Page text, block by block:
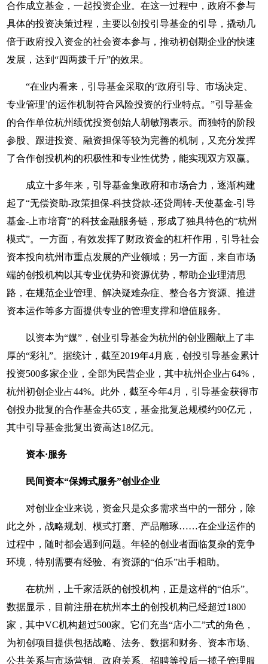
合作成立基金，一起投资企业。在这一过程中，政府不参与
具体的投资决策过程，主要以创投引导基金的引导，撬动几
倍于政府投入资金的社会资本参与，推动初创期企业的快速
发展，达到“四两拨千斤”的效果。
“在业内看来，引导基金采取的‘政府引导、市场决定、
专业管理’的运作机制符合风险投资的行业特点。”引导基金
的合作单位杭州绩优投资创始人胡敏翔表示。而独特的阶段
参股、跟进投资、融资担保等较为完善的机制，又充分发挥
了合作创投机构的积极性和专业性优势，能实现双方双赢。
成立十多年来，引导基金集政府和市场合力，逐渐构建
起了“无偿资助-政策担保-科技贷款-还贷周转-天使基金-引导
基金-上市培育”的科技金融服务链，形成了独具特色的“杭州
模式”。一方面，有效发挥了财政资金的杠杆作用，引导社会
资本投向杭州市重点发展的产业领域；另一方面，来自市场
端的创投机构以其专业优势和资源优势，帮助企业理清思
路，在规范企业管理、解决疑难杂症、整合各方资源、推进
资本运作等多方面提供专业的管理支撑和增值服务。
以资本为“媒”，创业引导基金为杭州的创业圈献上了丰
厚的“彩礼”。据统计，截至2019年4月底，创投引导基金累计
投资500多家企业，全部为民营企业，其中杭州企业占64%，
杭州初创企业占44%。此外，截至今年4月，引导基金获得市
创投办批复的合作基金共65支，基金批复总规模约90亿元，
其中引导基金批复出资高达18亿元。
资本·服务
民间资本“保姆式服务”创业企业
对创业企业来说，资金只是众多需求当中的一部分，除
此之外，战略规划、模式打磨、产品雕琢……在企业运作的
过程中，随时都会遇到问题。年轻的创业者面临复杂的竞争
环境，特别需要有经验、有资源的“伯乐”出手相助。
在杭州，上千家活跃的创投机构，正是这样的“伯乐”。
数据显示，目前注册在杭州本土的创投机构已经超过1800
家，其中VC机构超过500家。它们充当“店小二”式的角色，
为初创项目提供包括战略、法务、数据和财务、资本市场、
公共关系与市场营销、政府关系、招聘等投后一揽子管理服